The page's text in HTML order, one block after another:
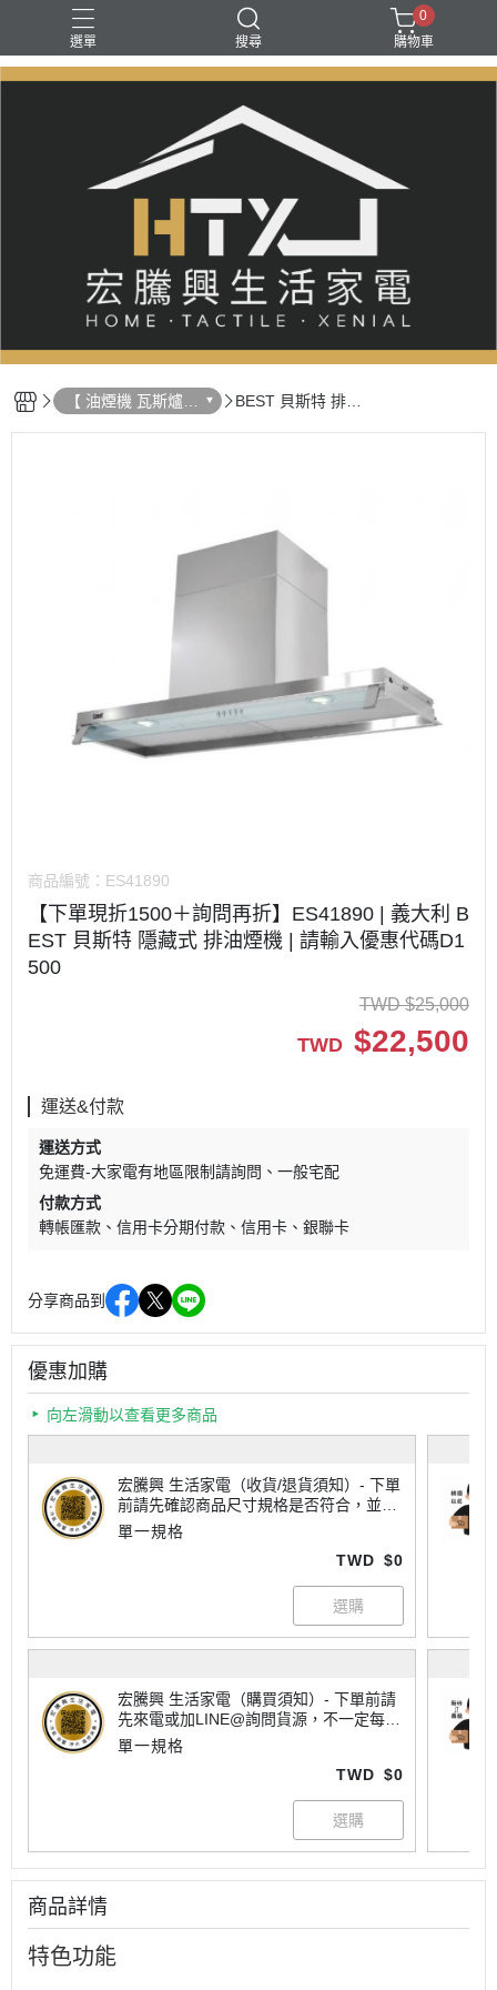
選單 搜尋
0
購物車
【 油煙機 瓦斯爐
熱水器 】
BEST 貝斯特 排油
商品編號： ES41890
【下單現折1500＋詢問再折】ES41890 | 義大利 B
EST 貝斯特 隱藏式 排油煙機 | 請輸入優惠代碼D1
500
TWD $25,000
TWD $22,500
運送&付款
運送方式
免運費-大家電有地區限制請詢問
一般宅配
付款方式
轉帳匯款
信用卡分期付款 信用卡 銀聯卡
分享商品到
優惠加購
向左滑動以查看更多商品
宏騰興 生活家電（收貨/退貨須知）- 下單
前請先確認商品尺寸規格是否符合，並查
看所有注意事項喔！
單一規格
TWD $0
宏騰興 生活家電（購買須知）- 下單前請
先來電或加LINE@詢問貨源，不一定每樣
商品都有現貨喔！大家電有配送地區限制
請詢問運費，不一定每個商品都免運唷~
單一規格
TWD $0
商品詳情
特色功能